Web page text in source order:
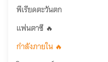
พีเรียดตะวันตก
แฟนตาซี 🔥
กำลังภายใน 🔥
มือ
8418.73K